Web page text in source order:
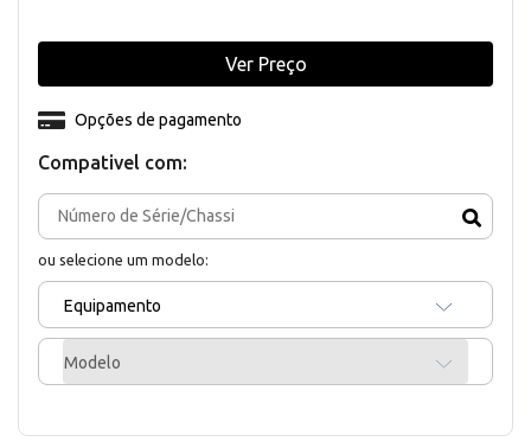
Compativel com:
ou selecione um modelo:
Equipamento
Modelo
Opções de pagamento
Ver Preço